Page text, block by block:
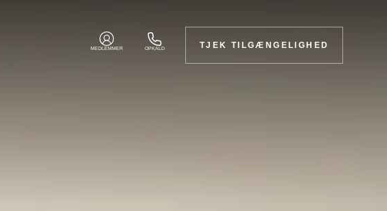
MEDLEMMER OPKALD TJEK TILGÆNGELIGHED